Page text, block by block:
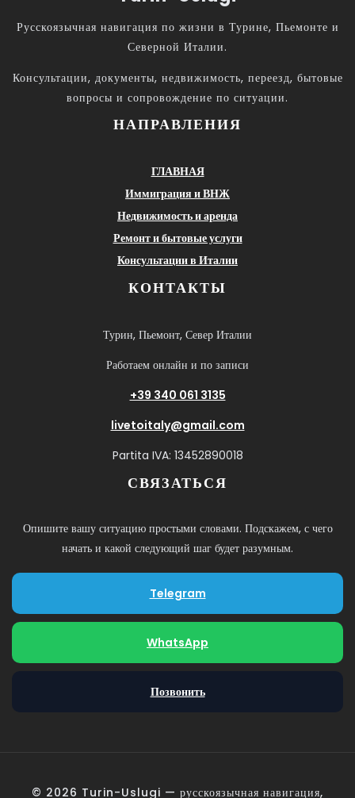
Русскоязычная навигация по жизни в Турине, Пьемонте и
Северной Италии.
Консультации, документы, недвижимость, переезд, бытовые
вопросы и сопровождение по ситуации.
НАПРАВЛЕНИЯ
ГЛАВНАЯ
Иммиграция и ВНЖ
Недвижимость и аренда
Ремонт и бытовые услуги
Консультации в Италии
КОНТАКТЫ
Турин, Пьемонт, Север Италии
Работаем онлайн и по записи
+39 340 061 3135
livetoitaly@gmail.com
Partita IVA: 13452890018
СВЯЗАТЬСЯ
Опишите вашу ситуацию простыми словами. Подскажем, с чего
начать и какой следующий шаг будет разумным.
Telegram
WhatsApp
Позвонить
© 2026 Turin-Uslugi — русскоязычная навигация,